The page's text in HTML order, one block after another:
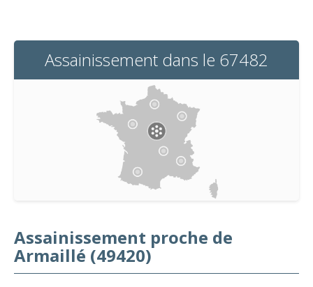
Assainissement dans le 67482
Assainissement proche de
Armaillé (49420)